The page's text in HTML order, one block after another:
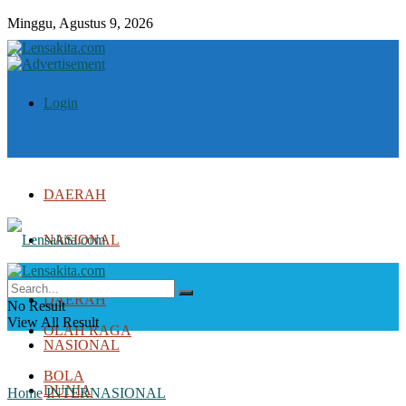
Minggu, Agustus 9, 2026
Login
DAERAH
NASIONAL
DUNIA
OLAH RAGA
BOLA
DAERAH
NASIONAL
DUNIA
No Result
View All Result
Home INTERNASIONAL